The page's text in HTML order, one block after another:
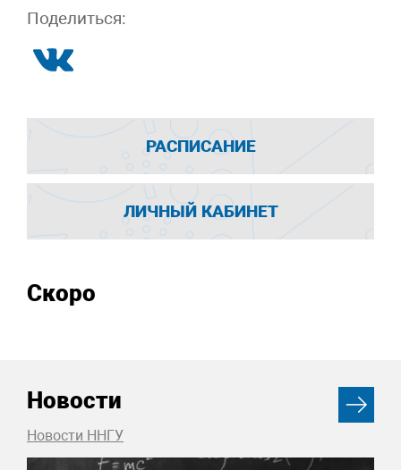
Поделиться:
РАСПИСАНИЕ
ЛИЧНЫЙ КАБИНЕТ
Скоро
Новости
Новости ННГУ